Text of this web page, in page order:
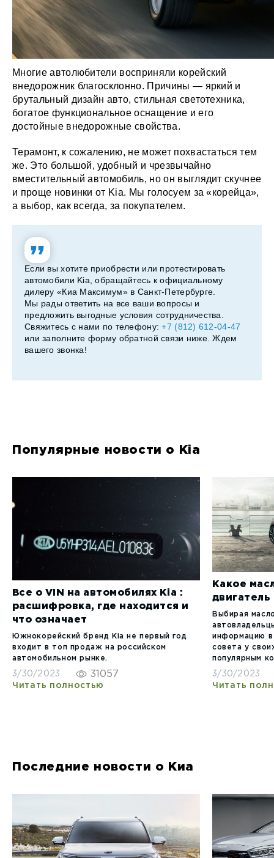
Многие автолюбители восприняли корейский
внедорожник благосклонно. Причины — яркий и
брутальный дизайн авто, стильная светотехника,
богатое функциональное оснащение и его
достойные внедорожные свойства.
Терамонт, к сожалению, не может похвастаться тем
же. Это большой, удобный и чрезвычайно
вместительный автомобиль, но он выглядит скучнее
и проще новинки от Kia. Мы голосуем за «корейца»,
а выбор, как всегда, за покупателем.
Если вы хотите приобрести или протестировать
автомобили Kia, обращайтесь к официальному
дилеру «Киа Максимум» в Санкт-Петербурге.
Мы рады ответить на все ваши вопросы и
предложить выгодные условия сотрудничества.
Свяжитесь с нами по телефону:+7 (812) 612-04-47
или заполните форму обратной связи ниже. Ждем
вашего звонка!
Популярные новости о Kia
Все о VIN на автомобилях Kia :
расшифровка, где находится и
что означает
Южнокорейский бренд Kia не первый год
входит в топ продаж на российском
автомобильном рынке.
3/30/2023 31057
Читать полностью
Какое
Выбирая
информацию в
совета у
популярным
3/30/2023
Читать
Последние новости о Киа